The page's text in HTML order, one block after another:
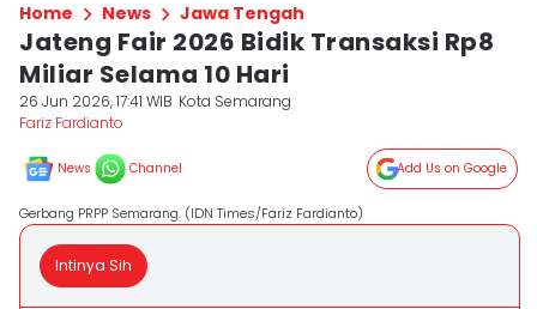
Home News Jawa Tengah
Jateng Fair 2026 Bidik Transaksi Rp8
Miliar Selama 10 Hari
26 Jun 2026, 17:41 WIB Kota Semarang
Fariz Fardianto
News Channel Add Us on Google
Gerbang PRPP Semarang. (IDN Times/Fariz Fardianto)
Intinya Sih